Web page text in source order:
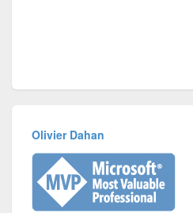
Olivier Dahan